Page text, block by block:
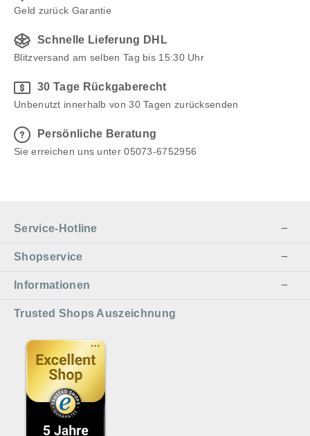
Geld zurück Garantie
Schnelle Lieferung DHL
Blitzversand am selben Tag bis 15:30 Uhr
30 Tage Rückgaberecht
Unbenutzt innerhalb von 30 Tagen zurücksenden
Persönliche Beratung
Sie erreichen uns unter 05073-6752956
Service-Hotline
Shopservice
Informationen
Trusted Shops Auszeichnung